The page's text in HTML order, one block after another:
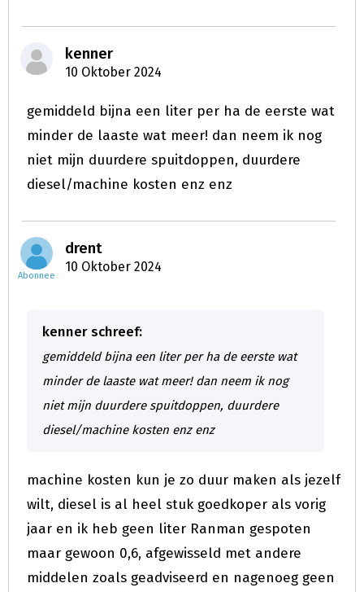
kenner
10 Oktober 2024
gemiddeld bijna een liter per ha de eerste wat
minder de laaste wat meer! dan neem ik nog
niet mijn duurdere spuitdoppen, duurdere
diesel/machine kosten enz enz
Abonnee
drent
10 Oktober 2024
kenner schreef:
gemiddeld bijna een liter per ha de eerste wat
minder de laaste wat meer! dan neem ik nog
niet mijn duurdere spuitdoppen, duurdere
diesel/machine kosten enz enz
machine kosten kun je zo duur maken als jezelf
wilt, diesel is al heel stuk goedkoper als vorig
jaar en ik heb geen liter Ranman gespoten
maar gewoon 0,6, afgewisseld met andere
middelen zoals geadviseerd en nagenoeg geen